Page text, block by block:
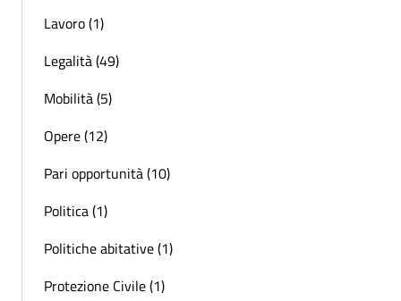
Lavoro (1)
Legalità (49)
Mobilità (5)
Opere (12)
Pari opportunità (10)
Politica (1)
Politiche abitative (1)
Protezione Civile (1)